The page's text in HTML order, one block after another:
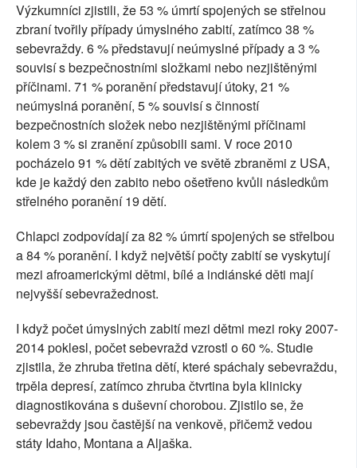
Výzkumníci zjistili, že 53 % úmrtí spojených se střelnou
zbraní tvořily případy úmyslného zabití, zatímco 38 %
sebevraždy. 6 % představují neúmyslné případy a 3 %
souvisí s bezpečnostními složkami nebo nezjištěnými
příčinami. 71 % poranění představují útoky, 21 %
neúmyslná poranění, 5 % souvisí s činností
bezpečnostních složek nebo nezjištěnými příčinami
kolem 3 % si zranění způsobili sami. V roce 2010
pocházelo 91 % dětí zabitých ve světě zbraněmi z USA,
kde je každý den zabito nebo ošetřeno kvůli následkům
střelného poranění 19 dětí.
Chlapci zodpovídají za 82 % úmrtí spojených se střelbou
a 84 % poranění. I když největší počty zabití se vyskytují
mezi afroamerickými dětmi, bílé a indiánské děti mají
nejvyšší sebevražednost.
I když počet úmyslných zabití mezi dětmi mezi roky 2007-
2014 poklesl, počet sebevražd vzrostl o 60 %. Studie
zjistila, že zhruba třetina dětí, které spáchaly sebevraždu,
trpěla depresí, zatímco zhruba čtvrtina byla klinicky
diagnostikována s duševní chorobou. Zjistilo se, že
sebevraždy jsou častější na venkově, přičemž vedou
státy Idaho, Montana a Aljaška.